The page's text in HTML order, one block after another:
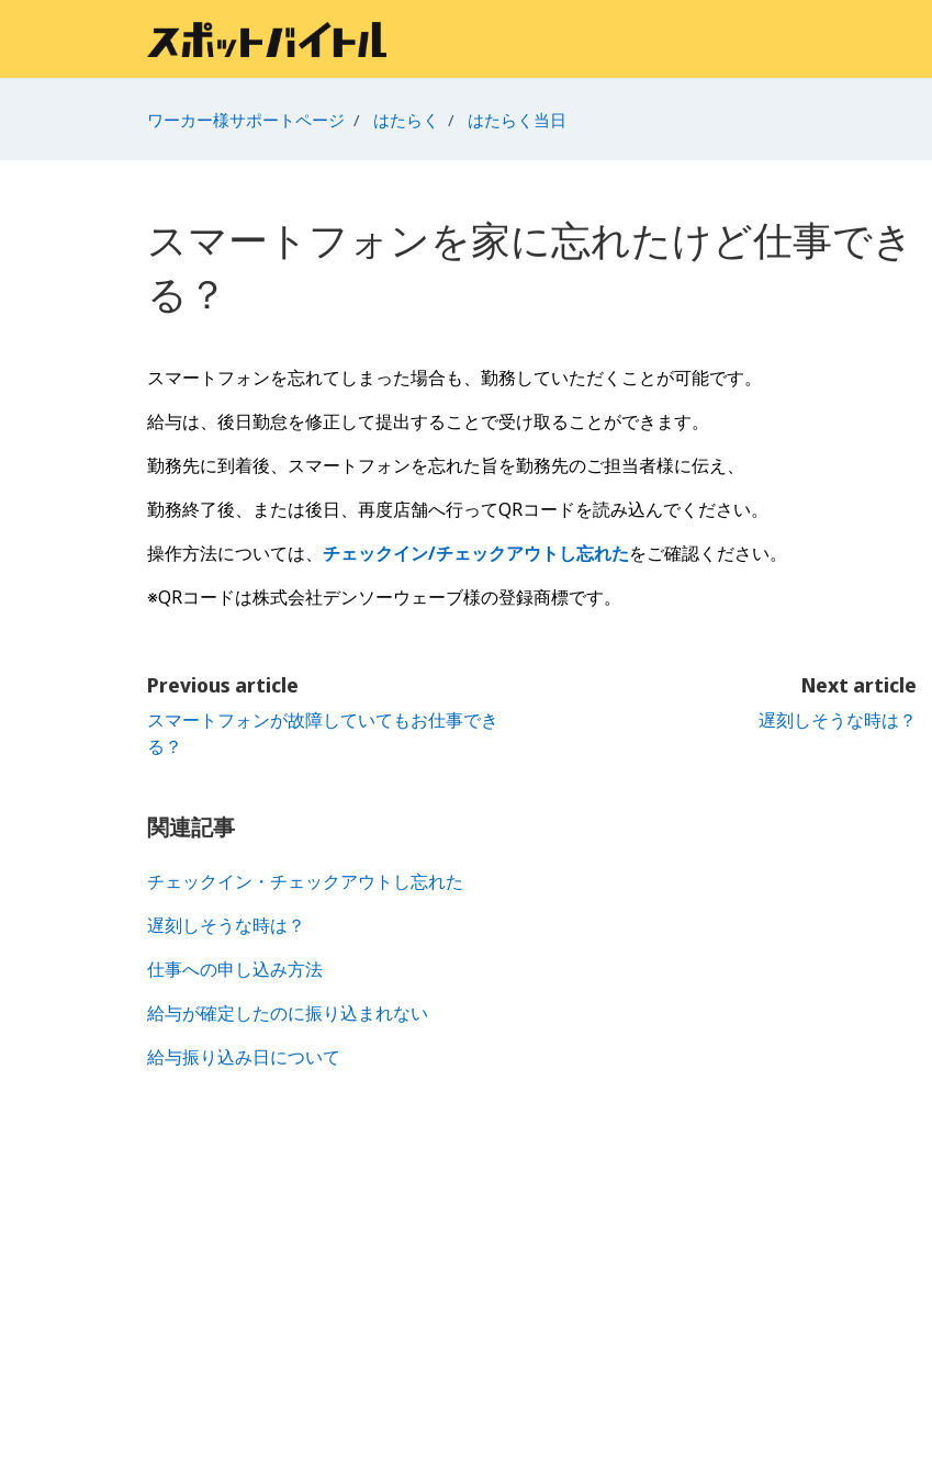
ワーカー様サポートページ はたらく はたらく当日
スマートフォンを家に忘れたけど仕事でき
る？
スマートフォンを忘れてしまった場合も、勤務していただくことが可能です。
給与は、後日勤怠を修正して提出することで受け取ることができます。
勤務先に到着後、スマートフォンを忘れた旨を勤務先のご担当者様に伝え、
勤務終了後、または後日、再度店舗へ行ってQRコードを読み込んでください。
操作方法については、 チェックイン/チェックアウトし忘れたをご確認ください。
※QRコードは株式会社デンソーウェーブ様の登録商標です。
Previous article
スマートフォンが故障していてもお仕事でき
る？
Next article
遅刻しそうな時は？
関連記事
チェックイン・チェックアウトし忘れた
遅刻しそうな時は？
仕事への申し込み方法
給与が確定したのに振り込まれない
給与振り込み日について